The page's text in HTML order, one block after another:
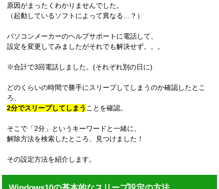
原因がまったくわかりませんでした。
（起動しているソフトによって異なる…？）
パソコンメーカーのヘルプサポートに電話して、
設定を変更してみましたがそれでも解決せず。。。
※合計で3回電話しました。(それぞれ別の日に)
どのくらいの時間で勝手にスリープしてしまうのか確認したとこ
ろ、
2分でスリープしてしまう ことを確認。
そこで「2分」というキーワードと一緒に、
解除方法を検索したところ、見つけました！
その設定方法を紹介します。